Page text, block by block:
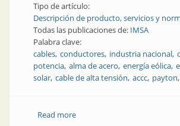
Tipo de artículo:
Descripción de producto, servicios y
Todas las publicaciones de: IMSA
Palabra clave:
cables conductores industria nacional
potencia alma de acero energía eólica
solar cable de alta tensión accc payton
Read moreabout Dime qué aplicación